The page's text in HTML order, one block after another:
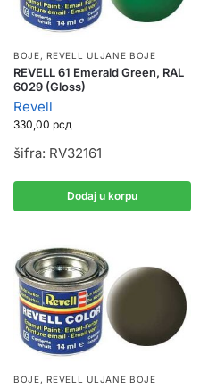
BOJE, REVELL ULJANE BOJE
REVELL 61 Emerald Green, RAL
6029 (Gloss)
Revell
330,00 рсд
šifra: RV32161
Dodaj u korpu
BOJE, REVELL ULJANE BOJE